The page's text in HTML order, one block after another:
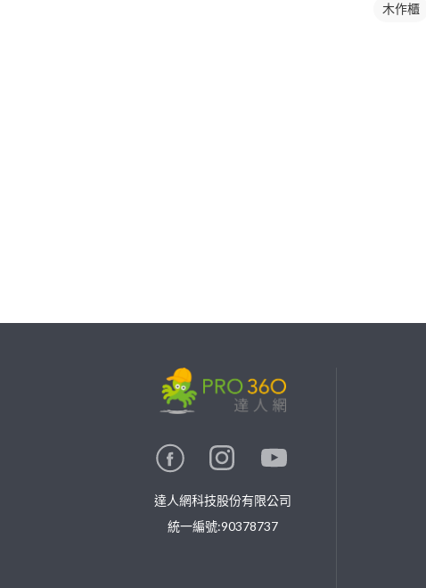
木作櫃
達人網科技股份有限公司
統一編號:90378737